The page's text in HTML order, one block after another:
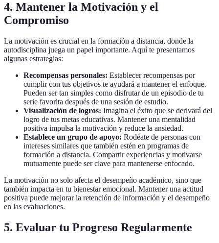
4. Mantener la Motivación y el
Compromiso
La motivación es crucial en la formación a distancia, donde la
autodisciplina juega un papel importante. Aquí te presentamos
algunas estrategias:
Recompensas personales: Establecer recompensas por
cumplir con tus objetivos te ayudará a mantener el enfoque.
Pueden ser tan simples como disfrutar de un episodio de tu
serie favorita después de una sesión de estudio.
Visualización de logros: Imagina el éxito que se derivará del
logro de tus metas educativas. Mantener una mentalidad
positiva impulsa la motivación y reduce la ansiedad.
Establece un grupo de apoyo: Rodéate de personas con
intereses similares que también estén en programas de
formación a distancia. Compartir experiencias y motivarse
mutuamente puede ser clave para mantenerse enfocado.
La motivación no solo afecta el desempeño académico, sino que
también impacta en tu bienestar emocional. Mantener una actitud
positiva puede mejorar la retención de información y el desempeño
en las evaluaciones.
5. Evaluar tu Progreso Regularmente